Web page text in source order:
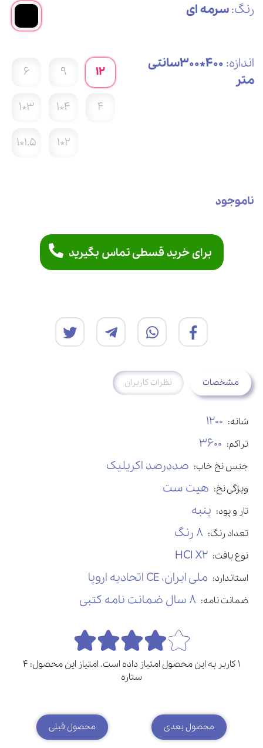
رنگ:سرمه ای
اندازه:
400*300سانتی
متر
12
9
6
4
4*1
3*1
2*1
1.5*1
ناموجود
برای خرید قسطی تماس بگیرید
مشخصات نظرات کاربران
شانه: 1200
تراکم: 3600
جنس نخ خاب: صددرصد اکریلیک
ویژگی نخ: هیت ست
تار و پود: پنبه
تعداد رنگ: 8 رنگ
نوع بافت: HCI X2
استاندارد: ملی ایران، CE اتحادیه اروپا
ضمانت نامه: 8 سال ضمانت نامه کتبی
1 کاربر به این محصول امتیاز داده است. امتیاز این محصول: 4
ستاره
محصول بعدی محصول قبلی